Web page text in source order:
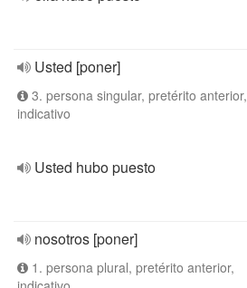
Usted [poner]
3. persona singular, pretérito anterior,
indicativo
Usted hubo puesto
nosotros [poner]
1. persona plural, pretérito anterior,